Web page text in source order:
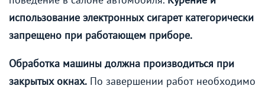
использование электронных сигарет категорически
запрещено при работающем приборе.
Обработка машины должна производиться при
закрытых окнах. По завершении работ необходимо